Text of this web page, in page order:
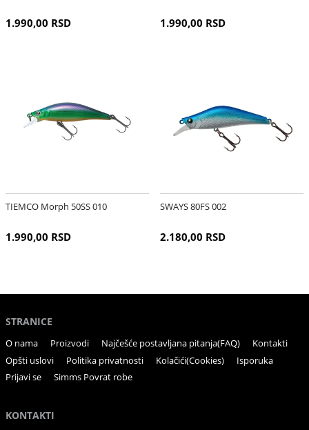
1.990,00 RSD 1.990,00 RSD
TIEMCO Morph 50SS 010
1.990,00 RSD
SWAYS 80FS 002
2.180,00 RSD
STRANICE
O nama Proizvodi Najčešće postavljana pitanja(FAQ)
Kontakti
Opšti uslovi
Politika privatnosti Kolačići(Cookies)
Isporuka
Prijavi se
Simms Povrat robe
KONTAKTI